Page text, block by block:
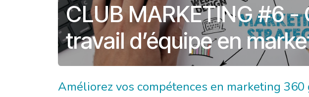
CLUB MARKETING #6 -
travail d’équipe en
Améliorez vos compétences en marketing